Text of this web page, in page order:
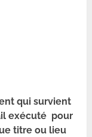
qui survient
exécuté pour
titre ou lieu